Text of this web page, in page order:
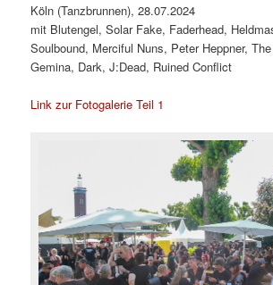
Köln (Tanzbrunnen), 28.07.2024
mit Blutengel, Solar Fake, Faderhead,
Soulbound, Merciful Nuns, Peter Heppner,
Gemina, Dark, J:Dead, Ruined Conflict
Link zur Fotogalerie Teil 1